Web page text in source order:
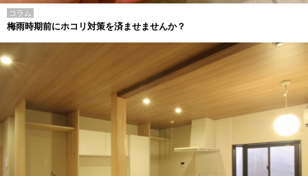
コラム
梅雨時期前にホコリ対策を済ませませんか？